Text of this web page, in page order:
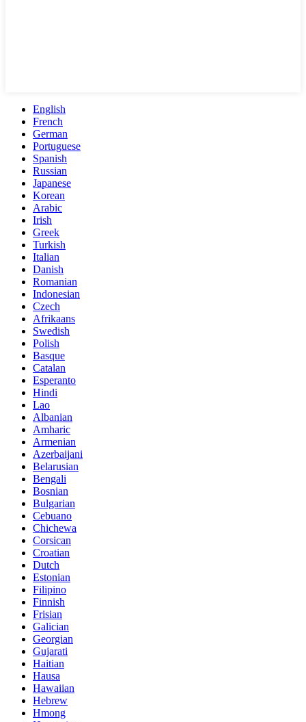
English
French
German
Portuguese
Spanish
Russian
Japanese
Korean
Arabic
Irish
Greek
Turkish
Italian
Danish
Romanian
Indonesian
Czech
Afrikaans
Swedish
Polish
Basque
Catalan
Esperanto
Hindi
Lao
Albanian
Amharic
Armenian
Azerbaijani
Belarusian
Bengali
Bosnian
Bulgarian
Cebuano
Chichewa
Corsican
Croatian
Dutch
Estonian
Filipino
Finnish
Frisian
Galician
Georgian
Gujarati
Haitian
Hausa
Hawaiian
Hebrew
Hmong